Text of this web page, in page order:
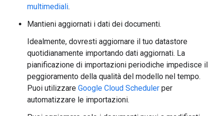
multimediali.
Mantieni aggiornati i dati dei documenti.
Idealmente, dovresti aggiornare il tuo datastore
quotidianamente importando dati aggiornati. La
pianificazione di importazioni periodiche impedisce il
peggioramento della qualità del modello nel tempo.
Puoi utilizzare Google Cloud Scheduler per
automatizzare le importazioni.